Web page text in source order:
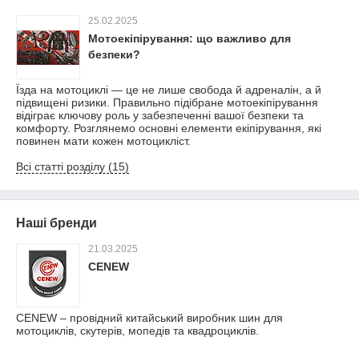
25.02.2025
Мотоекіпірування: що важливо для
безпеки?
Їзда на мотоциклі — це не лише свобода й адреналін, а й
підвищені ризики. Правильно підібране мотоекіпірування
відіграє ключову роль у забезпеченні вашої безпеки та
комфорту. Розглянемо основні елементи екіпірування, які
повинен мати кожен мотоцикліст.
Всі статті розділу (15)
Наші бренди
21.03.2025
CENEW
CENEW – провiдний китайський виробник шин для
мотоциклів, скутерів, мопедів та квадроциклів.